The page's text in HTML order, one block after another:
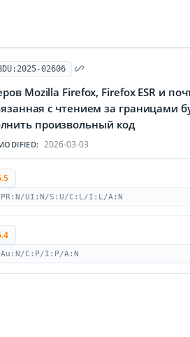
02606
Mozilla Firefox, Firefox ESR и
с чтением за
произвольный код
2026-03-03
PR:N/UI:N/S:U/C:L/I:L/A:N
Au:N/C:P/I:P/A:N